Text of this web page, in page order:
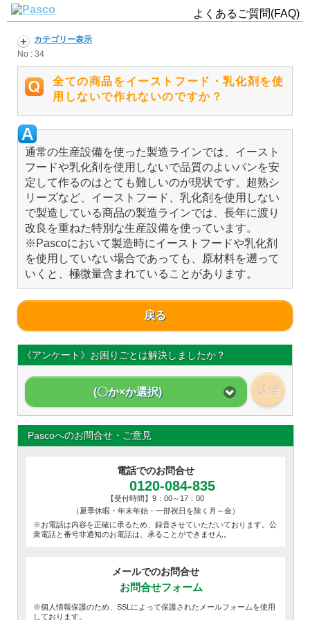
よくあるご質問(FAQ)
カテゴリー表示
No : 34
全ての商品をイーストフード・乳化剤を使
用しないで作れないのですか？
通常の生産設備を使った製造ラインでは、イースト
フードや乳化剤を使用しないで品質のよいパンを安
定して作るのはとても難しいのが現状です。超熟シ
リーズなど、イーストフード、乳化剤を使用しない
で製造している商品の製造ラインでは、長年に渡り
改良を重ねた特別な生産設備を使っています。
※Pascoにおいて製造時にイーストフードや乳化剤
を使用していない場合であっても、原材料を遡って
いくと、極微量含まれていることがあります。
戻る
《アンケート》お困りごとは解決しましたか？
(〇か×か選択) 送信
Pascoへのお問合せ・ご意見
電話でのお問合せ
0120-084-835
【受付時間】9：00～17：00
（夏季休暇・年末年始・一部祝日を除く月～金）
※お電話は内容を正確に承るため、録音させていただいております。公
衆電話と番号非通知のお電話は、承ることができません。
メールでのお問合せ
お問合せフォーム
※個人情報保護のため、SSLによって保護されたメールフォームを使用
しております。